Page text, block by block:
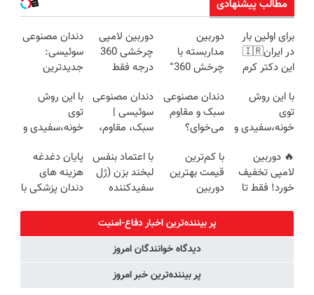
مطالب پیشنهادی
برای اولین بار
در ایران🇮🇷
این دکتر کرم
روزه ساخت!
دوربین
مداربسته با
چرخش 360°
(ضمانت
تعویض +
پرداخت درب
دوربین لامپی
چرخشی 360
درجه فقط
🔥 پرداخت
درب منزل
دندان مصنوعی
سوئیسی:
جدیدترین
سبک و مقاوم |
پرداخت قسطی
با این روش
توی
خونه،سفیدی و
برگردون
(40%off)
دندان مصنوعی
سبک و مقاوم
می‌خوای؟
اقساطی هم
داریم!😍 | 📍
تهران
دندان مصنوعی
سوئیسی |
سبک، مقاوم،
رایگان+پرداخت
اقساطی😍
با این روش
توی
خونه،سفیدی و
برگردون(40%off)
🔥 دوربین
لامپی تخفیف
خورد! فقط تا
با کم‌ترین
قیمت بهترین
دوربین
بخر❗❗❗
با اعتماد بنفس
لبخند بزن (ژل
سفیدکننده
پایان دغدغه
هزینه های
دندان پزشکی با
پر بیننده‌ترین اخبار دفاع-امنیت
دیدگاه خوانندگان امروز
پر بیننده‌ترین خبر امروز